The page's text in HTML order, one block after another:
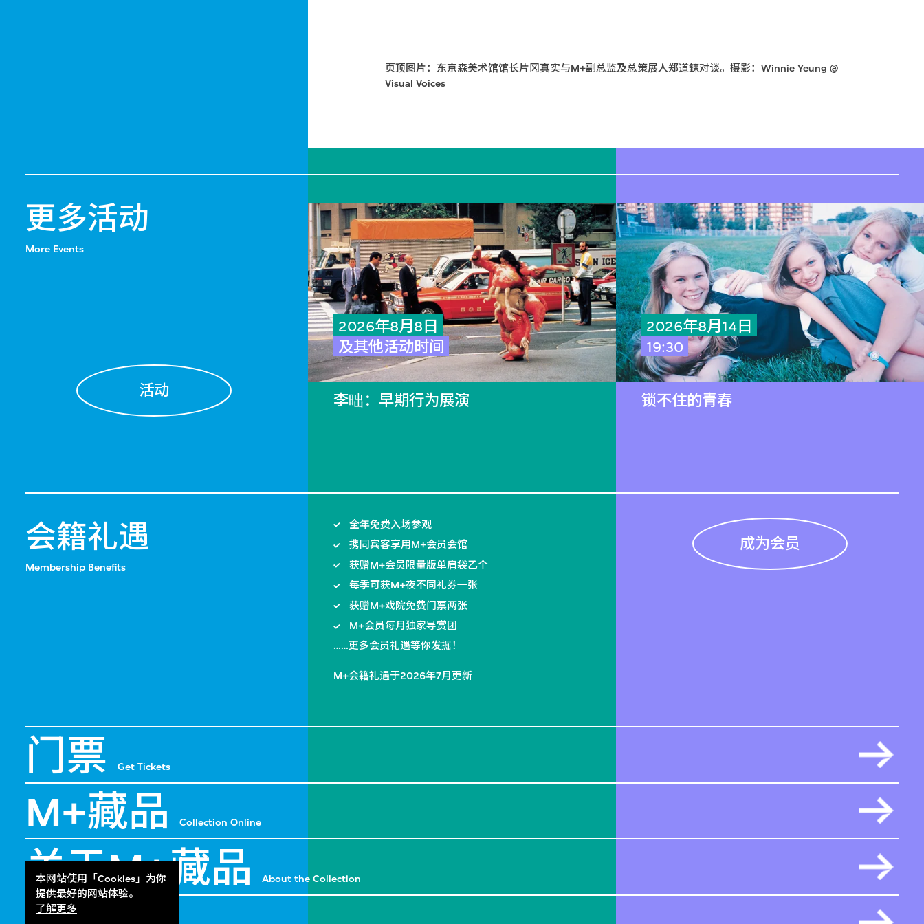
本网站使用「Cookies」为你
提供最好的网站体验。
了解更多
页顶图片：东京森美术馆馆长片冈真实与M+副总监及总策展人郑道鍊对谈。摄影：Winnie Yeung @
Visual Voices
更多活动
More Events
活动
2026年8月8日
及其他活动时间
李昢：早期行为展演
2026年8月14日
19:30
锁不住的青春
会籍礼遇
Membership Benefits
全年免费入场参观
携同宾客享用M+会员会馆
获赠M+会员限量版单肩袋乙个
每季可获M+夜不同礼券一张
获赠M+戏院免费门票两张
M+会员每月独家导赏团
……更多会员礼遇等你发掘！
M+会籍礼遇于2026年7月更新
成为会员
门票 Get Tickets
M+藏品 Collection Online
关于M+藏品 About the Collection